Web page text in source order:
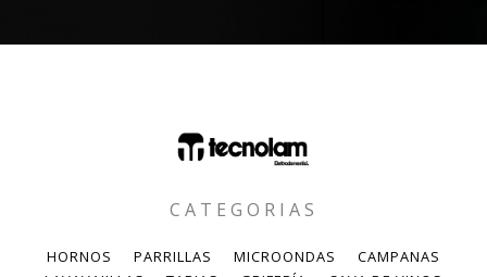
CATEGORIAS
HORNOS PARRILLAS MICROONDAS
CAMPANAS